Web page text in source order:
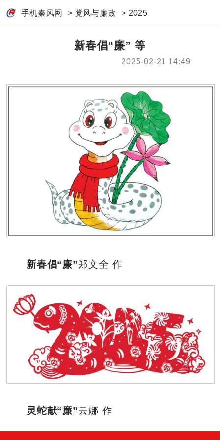
手机秦风网 > 党风与廉政 > 2025
新春倡“廉” 等
2025-02-21 14:49
新春倡“廉”郑文全 作
灵蛇献“廉”云娜 作